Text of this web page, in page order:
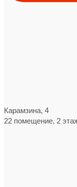
Карамзина, 4
22 помещение, 2